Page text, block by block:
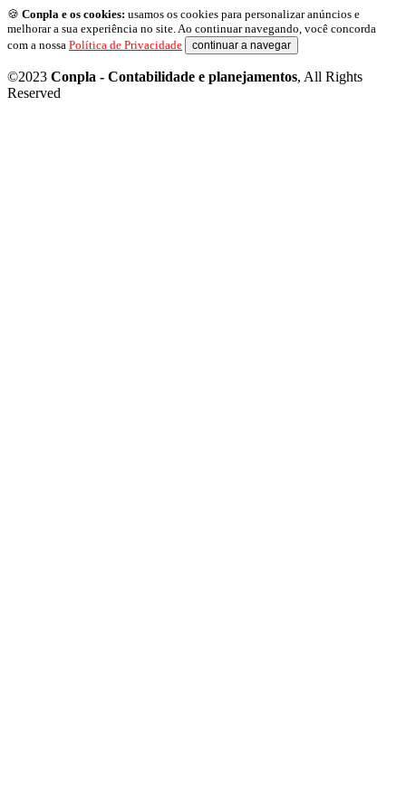
🍪 Conpla e os cookies: usamos os cookies para personalizar anúncios e
melhorar a sua experiência no site. Ao continuar navegando, você concorda
com a nossa Política de Privacidade continuar a navegar
©2023 Conpla - Contabilidade e planejamentos, All Rights
Reserved